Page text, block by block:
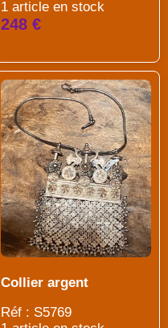
1 article en stock
248 €
Collier argent
Réf : S5769